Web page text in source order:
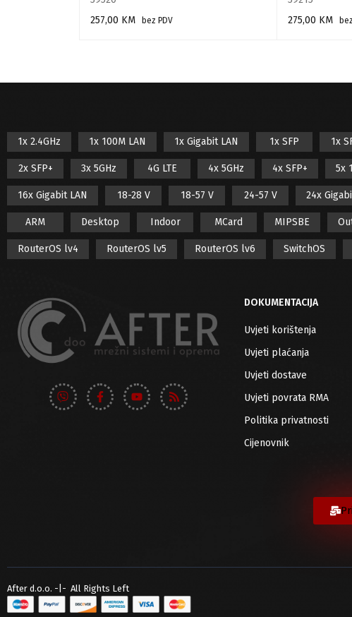
257,00 KM
bez PDV
275,00 KM
1x 2.4GHz 1x 100M LAN 1x Gigabit LAN 1x SFP 1x
2x SFP+ 3x 5GHz 4G LTE 4x 5GHz 4x SFP+ 5x
16x Gigabit LAN 18-28 V 18-57 V 24-57 V 24x
ARM Desktop Indoor MCard MIPSBE
RouterOS lv4 RouterOS lv5 RouterOS lv6 SwitchOS
DOKUMENTACIJA
Uvjeti korištenja
Uvjeti plaćanja
Uvjeti dostave
Uvjeti povrata RMA
Politika privatnosti
Cijenovnik
After d.o.o. -|- All Rights Left